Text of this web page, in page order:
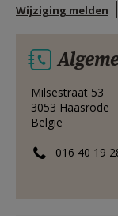
HULP
MIJN
Wijziging melden
Milsestraat 53
3053 Haasrode
België
016 40 19